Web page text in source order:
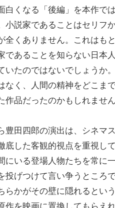
白くなる「後編」を本作で
小説家であることはセリフ
全くありません。これはも
であることを知らない日本
いたのではないでしょうか
なく、人間の精神をどこま
作品だったのかもしれません
豊田四郎の演出は、シネマ
底した客観的視点を重視し
にいる登場人物たちを常に
投げつけて言い争うところ
らかがその壁に隠れるとい